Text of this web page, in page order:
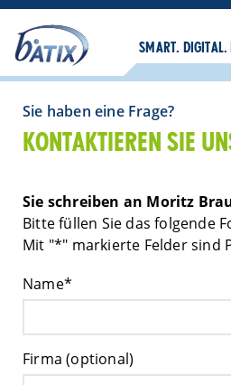
SMART. DIGITAL.
Sie haben eine Frage?
KONTAKTIEREN SIE
Sie schreiben an Moritz
Bitte füllen Sie das folgende
Mit "*" markierte Felder sind
Name*
Firma (optional)